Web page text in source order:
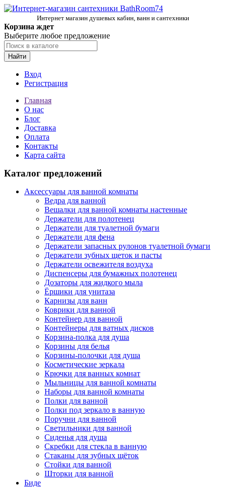
Интернет магазин душевых кабин, ванн и сантехники
Корзина ждет
Выберите любое предложение
Найти
Вход
Регистрация
Главная
О нас
Блог
Доставка
Оплата
Контакты
Карта сайта
Каталог предложений
Аксессуары для ванной комнаты
Ведра для ванной
Вешалки для ванной комнаты настенные
Держатели для полотенец
Держатели для туалетной бумаги
Держатели для фена
Держатели запасных рулонов туалетной бумаги
Держатели зубных щеток и пасты
Держатели освежителя воздуха
Диспенсеры для бумажных полотенец
Дозаторы для жидкого мыла
Ёршики для унитаза
Карнизы для ванн
Коврики для ванной
Контейнер для ванной
Контейнеры для ватных дисков
Корзина-полка для душа
Корзины для белья
Корзины-полочки для душа
Косметические зеркала
Крючки для ванных комнат
Мыльницы для ванной комнаты
Наборы для ванной комнаты
Полки для ванной
Полки под зеркало в ванную
Поручни для ванной
Светильники для ванной
Сиденья для душа
Скребки для стекла в ванную
Стаканы для зубных щёток
Стойки для ванной
Шторки для ванной
Биде